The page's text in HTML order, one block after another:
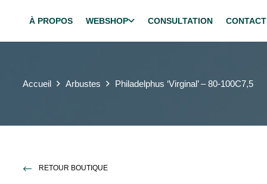
À PROPOS WEBSHOP CONSULTATION CONTACT
Accueil Arbustes Philadelphus ‘Virginal’ – 80-100C7,5
RETOUR BOUTIQUE